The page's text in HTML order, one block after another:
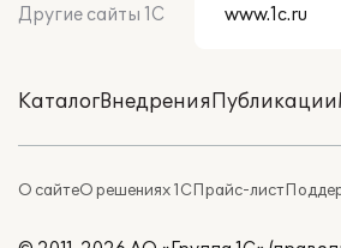
Другие сайты 1С
КаталогВнедренияПубликации
О сайтеО решениях 1СПрайс-лист